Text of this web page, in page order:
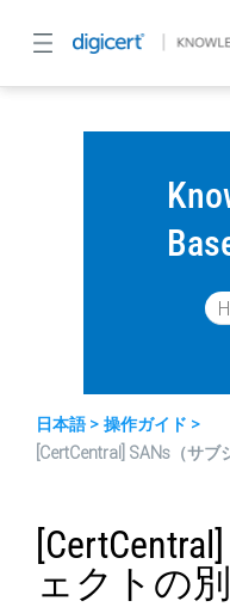
日本語
操作ガイド
[CertCentral] SANs（サ
ェクトの